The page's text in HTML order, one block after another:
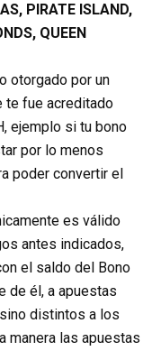
PIRATE ISLAND,
QUEEN
otorgado por un
te fue acreditado
ejemplo si tu bono
por lo menos
poder convertir el
es válido
antes indicados,
el saldo del Bono
de él, a apuestas
distintos a los
manera las apuestas